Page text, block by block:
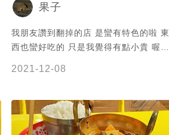
果子
我朋友讚到翻掉的店 是蠻有特色的啦 東
西也蠻好吃的 只是我覺得有點小貴 喔然
進駐住宅區的抗議布條 所以走進這家店的
的很好吃欸怎摸辦
2021-12-08